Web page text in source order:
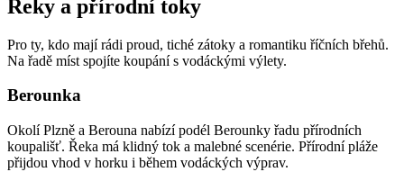
Řeky a přírodní toky
Pro ty, kdo mají rádi proud, tiché zátoky a romantiku říčních břehů.
Na řadě míst spojíte koupání s vodáckými výlety.
Berounka
Okolí Plzně a Berouna nabízí podél Berounky řadu přírodních
koupališť. Řeka má klidný tok a malebné scenérie. Přírodní pláže
přijdou vhod v horku i během vodáckých výprav.